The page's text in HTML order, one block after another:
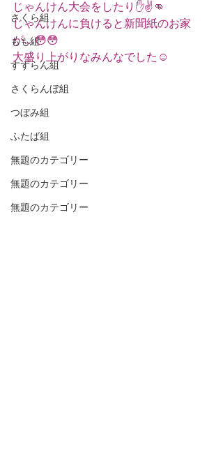
さくら組
もも組
すずらん組
さくらんぼ組
つぼみ組
ふたば組
無題のカテゴリー
無題のカテゴリー
無題のカテゴリー
じゃんけん大会をしたり✋✌👊
じゃんけんに負けると新聞紙のお家
が…😳😳
大盛り上がりなみんなでした☺️